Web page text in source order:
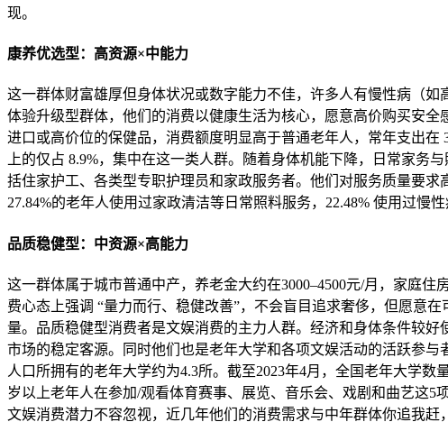
现。
康养优选型：高资源×中能力
这一群体财富雄厚但身体状况或数字能力不佳，许多人有慢性病（
体验升级型群体，他们的消费以健康生活为核心，愿意高价购买安
进口或高价位的保健品，消费额度明显高于普通老年人，常年支出在
上的仅占 8.9%，集中在这一类人群。随着身体机能下降，日常家
括住家护工、各类型专职护理员和家政服务者。他们对服务质量要
27.84%的老年人使用过家政清洁等日常照料服务，22.48% 使用过慢
品质稳健型：中资源×高能力
这一群体属于城市普通中产，养老金大约在3000–4500元/月，家庭
费心态上强调 “量力而行、稳健改善”，不会盲目追求奢侈，但愿意
量。品质稳健型消费者是文娱消费的主力人群。经济和身体条件较
市场的稳定客源。同时他们也是老年大学和各项文娱活动的活跃参
人口所拥有的老年大学约为4.3所。截至2023年4月，全国老年大学
岁以上老年人在参加/观看体育赛事、展览、音乐会、戏剧和曲艺这
文娱消费潜力不容忽视，近几年他们的消费需求与中年群体你追我